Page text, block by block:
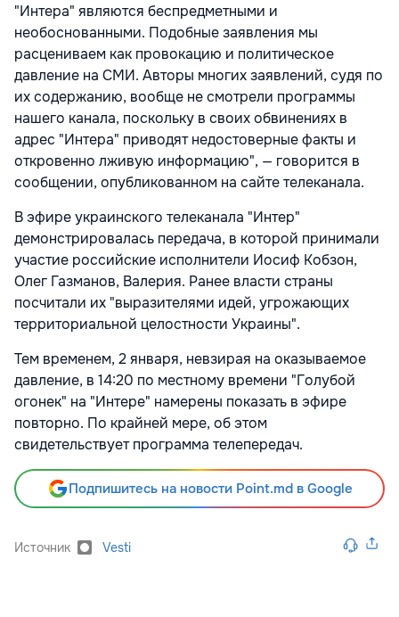
"Интера" являются беспредметными и
необоснованными. Подобные заявления мы
расцениваем как провокацию и политическое
давление на СМИ. Авторы многих заявлений, судя по
их содержанию, вообще не смотрели программы
нашего канала, поскольку в своих обвинениях в
адрес "Интера" приводят недостоверные факты и
откровенно лживую информацию", — говорится в
сообщении, опубликованном на сайте телеканала.
В эфире украинского телеканала "Интер"
демонстрировалась передача, в которой принимали
участие российские исполнители Иосиф Кобзон,
Олег Газманов, Валерия. Ранее власти страны
посчитали их "выразителями идей, угрожающих
территориальной целостности Украины".
Тем временем, 2 января, невзирая на оказываемое
давление, в 14:20 по местному времени "Голубой
огонек" на "Интере" намерены показать в эфире
повторно. По крайней мере, об этом
свидетельствует программа телепередач.
Подпишитесь на новости Point.md в Google
Источник Vesti